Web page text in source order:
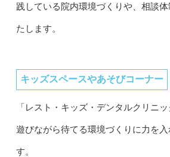
践している院内環境づくりや、相談
たします。
キッズスペースやあそびコーナー
「レスト・キッズ・デンタルクリニ
遊びながら待てる環境づくりに力を
す。